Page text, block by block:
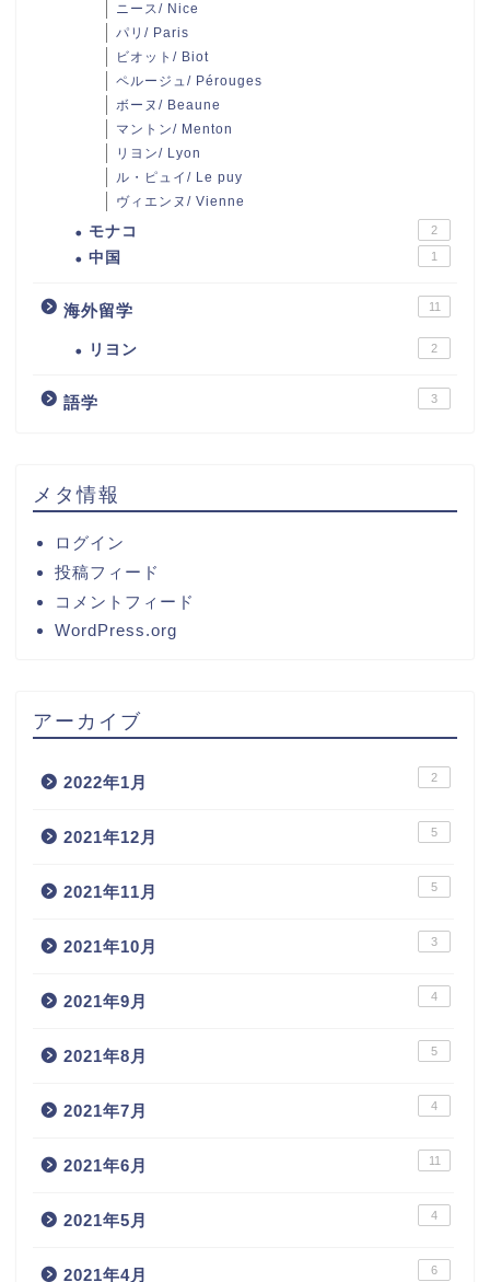
ニース/ Nice
パリ/ Paris
ビオット/ Biot
ペルージュ/ Pérouges
ボーヌ/ Beaune
マントン/ Menton
リヨン/ Lyon
ル・ピュイ/ Le puy
ヴィエンヌ/ Vienne
モナコ 2
中国 1
海外留学 11
リヨン 2
語学 3
メタ情報
ログイン
投稿フィード
コメントフィード
WordPress.org
アーカイブ
2022年1月 2
2021年12月 5
2021年11月 5
2021年10月 3
2021年9月 4
2021年8月 5
2021年7月 4
2021年6月 11
2021年5月 4
2021年4月 6